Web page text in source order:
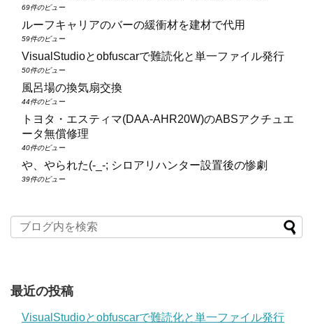
69件のビュー
ルーフキャリアのバーの緩衝材を建材で代用
59件のビュー
VisualStudioとobfuscarで難読化と単一ファイル発行
50件のビュー
風呂場の換気扇交換
44件のビュー
トヨタ・エスティマ(DAA‑AHR20W)のABSアクチュエ
ータ無償修理
40件のビュー
や、やられた(-_-; シロアリハンター設置後の惨劇
39件のビュー
最近の投稿
VisualStudioとobfuscarで難読化と単一ファイル発行